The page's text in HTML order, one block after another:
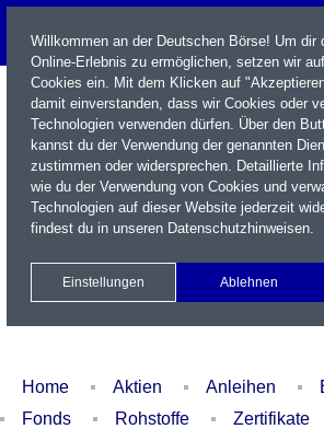
Name / WKN / ISIN / Kürzel
Newsletter Kontakt
Xetra Realtime
Watchlist Portfolio
Home Aktien Anleihen
Fonds
Rohstoffe Zertifikate
Willkommen an der Deutschen Börse! Um dir
Online-Erlebnis zu ermöglichen, setzen wir
Cookies ein. Mit dem Klicken auf
damit einverstanden, dass wir Cookies oder
Technologien verwenden dürfen. Über den
kannst du der Verwendung der genannten
zustimmen oder widersprechen. Detaillierte
wie du der Verwendung von Cookies und
Technologien auf dieser Website jederzeit
findest du in unseren Datenschutzhinweisen.
Einstellungen Ablehnen